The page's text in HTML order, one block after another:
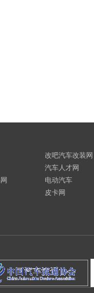
改吧汽车改装网
汽车人才网
电动汽车
皮卡网